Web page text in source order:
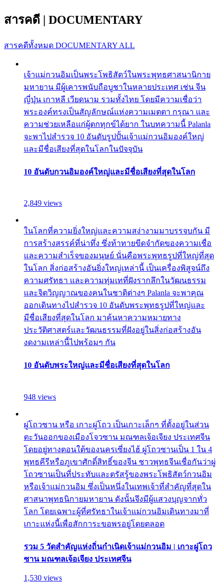
สารคดี | DOCUMENTARY
สารคดีทั้งหมด DOCUMENTARY ALL
เจ้าแม่กวนอิมเป็นพระโพธิสัตว์ในพระพุทธศาสนานิกาย
มหายาน มีผู้เคารพนับถือบูชาในหลายประเทศ เช่น จีน
ญี่ปุ่น เกาหลี เวียดนาม รวมทั้งไทย โดยมีความเชื่อว่า
พระองค์ทรงเป็นสัญลักษณ์แห่งความเมตตา กรุณา และ
ความช่วยเหลือแก่ผู้ตกทุกข์ได้ยาก ในบทความนี้ Palanla
จะพาไปสำรวจ 10 อันดับรูปปั้นเจ้าแม่กวนอิมองค์ใหญ่
และมีชื่อเสียงที่สุดในโลกในปัจจุบัน
10 อันดับกวนอิมองค์ใหญ่และมีชื่อเสียงที่สุดในโลก
2,849 views
ในโลกที่ความยิ่งใหญ่และความสง่างามมาบรรจบกัน มี
การสร้างสรรค์ที่น่าทึ่ง ซึ่งท้าทายขีดจำกัดของความเชื่อ
และความสำเร็จของมนุษย์ นั่นคือพระพุทธรูปที่ใหญ่ที่สุด
ในโลก สิ่งก่อสร้างอันยิ่งใหญ่เหล่านี้ เป็นเครื่องพิสูจน์ถึง
ความศรัทธา และความทุ่มเทที่ฝังรากลึกในวัฒนธรรม
และจิตวิญญาณของคนในชาติต่างๆ Palanla จะพาคุณ
ออกเดินทางไปสำรวจ 10 อันดับพระพุทธรูปที่ใหญ่และ
มีชื่อเสียงที่สุดในโลก มาค้นหาความหมายทาง
ประวัติศาสตร์และวัฒนธรรมที่ฝังอยู่ในสิ่งก่อสร้างอัน
งดงามเหล่านี้ไปพร้อมๆ กัน
10 อันดับพระใหญ่และมีชื่อเสียงที่สุดในโลก
948 views
ผู่โถวซาน หรือ เกาะผู่โถว เป็นเกาะเล็กๆ ที่ตั้งอยู่ในส่วน
ตะวันออกของเมืองโจวซาน มณฑลเจ้อเจียง ประเทศจีน
โดยอยู่ทางตอนใต้ของนครเซี่ยงไฮ้ ผู่โถวซานเป็น 1 ใน 4
พุทธคีรีหรือภูเขาศักดิ์สิทธิ์ของจีน ชาวพุทธจีนเชื่อกันว่าผู่
โถวซานเป็นที่ประทับและตรัสรู้ของพระโพธิสัตว์กวนอิม
หรือเจ้าแม่กวนอิม ซึ่งเป็นหนึ่งในเทพเจ้าที่สำคัญที่สุดใน
ศาสนาพุทธนิกายมหายาน ดังนั้นจึงมีผู้แสวงบุญจากทั่ว
โลก โดยเฉพาะผู้ที่ศรัทธาในเจ้าแม่กวนอิมเดินทางมาที่
เกาะแห่งนี้เพื่อสักการะขอพรอยู่โดยตลอด
รวม 5 วัดสำคัญแห่งถิ่นกำเนิดเจ้าแม่กวนอิม | เกาะผู่โถว
ซาน มณฑลเจ้อเจียง ประเทศจีน
1,530 views